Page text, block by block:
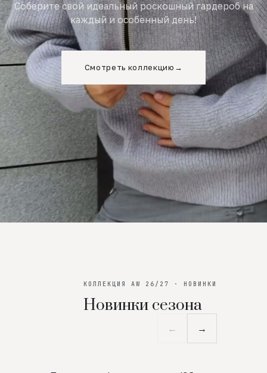
Соберите свой идеальный роскошный гардероб на
каждый и особенный день!
Смотреть коллекцию →
КОЛЛЕКЦИЯ AW 26/27 · НОВИНКИ
Новинки сезона
← →